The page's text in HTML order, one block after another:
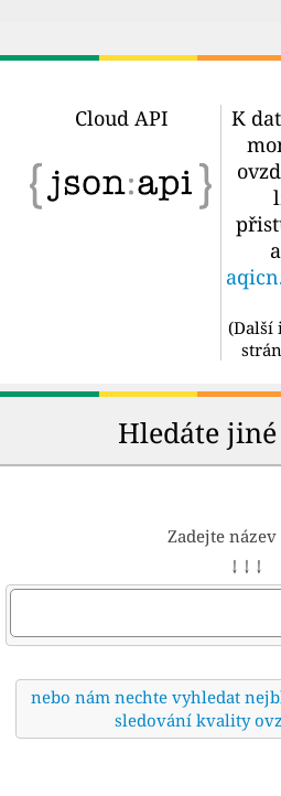
Cloud API
K
(Další
Hledáte
Zadejte název
↓ ↓ ↓
nebo nám nechte vyhledat
sledování kvality